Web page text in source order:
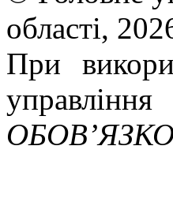
області, 20
При